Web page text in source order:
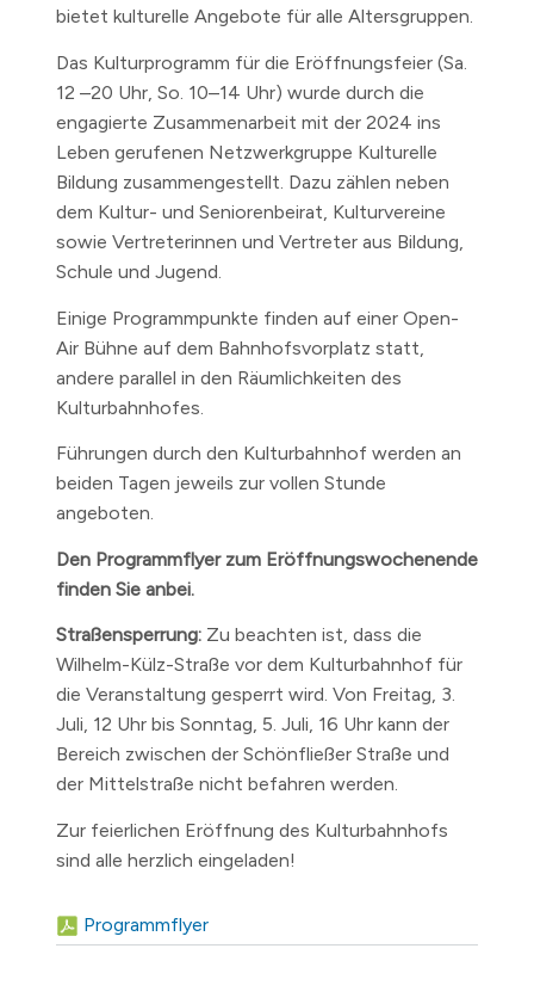
bietet kulturelle Angebote für alle Altersgruppen.
Das Kulturprogramm für die Eröffnungsfeier (Sa.
12 –20 Uhr, So. 10–14 Uhr) wurde durch die
engagierte Zusammenarbeit mit der 2024 ins
Leben gerufenen Netzwerkgruppe Kulturelle
Bildung zusammengestellt. Dazu zählen neben
dem Kultur- und Seniorenbeirat, Kulturvereine
sowie Vertreterinnen und Vertreter aus Bildung,
Schule und Jugend.
Einige Programmpunkte finden auf einer Open-
Air Bühne auf dem Bahnhofsvorplatz statt,
andere parallel in den Räumlichkeiten des
Kulturbahnhofes.
Führungen durch den Kulturbahnhof werden an
beiden Tagen jeweils zur vollen Stunde
angeboten.
Den Programmflyer zum Eröffnungswochenende
finden Sie anbei.
Straßensperrung: Zu beachten ist, dass die
Wilhelm-Külz-Straße vor dem Kulturbahnhof für
die Veranstaltung gesperrt wird. Von Freitag, 3.
Juli, 12 Uhr bis Sonntag, 5. Juli, 16 Uhr kann der
Bereich zwischen der Schönfließer Straße und
der Mittelstraße nicht befahren werden.
Zur feierlichen Eröffnung des Kulturbahnhofs
sind alle herzlich eingeladen!
Programmflyer